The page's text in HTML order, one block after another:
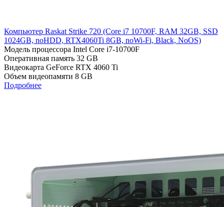
Компьютер Raskat Strike 720 (Cоre i7 10700F, RAM 32GB, SSD
1024GB, noHDD, RTX4060Ti 8GB, noWi-Fi, Black, NoOS)
Модель процессора Intel Core i7-10700F
Оперативная память 32 GB
Видеокарта GeForce RTX 4060 Ti
Объем видеопамяти 8 GB
Подробнее